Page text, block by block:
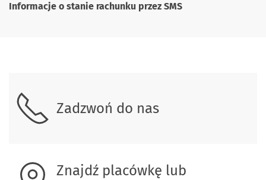
Informacje o stanie rachunku przez SMS
Zadzwoń do nas
Znajdź placówkę lub